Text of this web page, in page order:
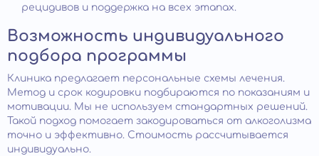
рецидивов и поддержка на всех этапах.
Возможность индивидуального
подбора программы
Клиника предлагает персональные схемы лечения.
Метод и срок кодировки подбираются по показаниям и
мотивации. Мы не используем стандартных решений.
Такой подход помогает закодироваться от алкоголизма
точно и эффективно. Стоимость рассчитывается
индивидуально.